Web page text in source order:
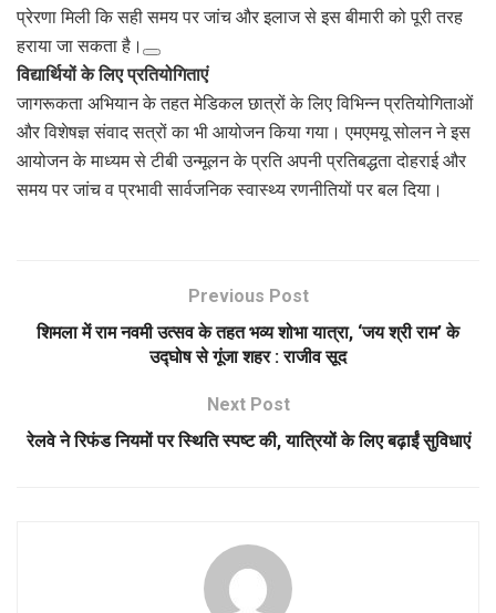
प्रेरणा मिली कि सही समय पर जांच और इलाज से इस बीमारी को पूरी तरह
हराया जा सकता है।
विद्यार्थियों के लिए प्रतियोगिताएं
जागरूकता अभियान के तहत मेडिकल छात्रों के लिए विभिन्न प्रतियोगिताओं
और विशेषज्ञ संवाद सत्रों का भी आयोजन किया गया। एमएमयू सोलन ने इस
आयोजन के माध्यम से टीबी उन्मूलन के प्रति अपनी प्रतिबद्धता दोहराई और
समय पर जांच व प्रभावी सार्वजनिक स्वास्थ्य रणनीतियों पर बल दिया।
Previous Post
शिमला में राम नवमी उत्सव के तहत भव्य शोभा यात्रा, ‘जय श्री राम’ के
उद्घोष से गूंजा शहर : राजीव सूद
Next Post
रेलवे ने रिफंड नियमों पर स्थिति स्पष्ट की, यात्रियों के लिए बढ़ाईं सुविधाएं